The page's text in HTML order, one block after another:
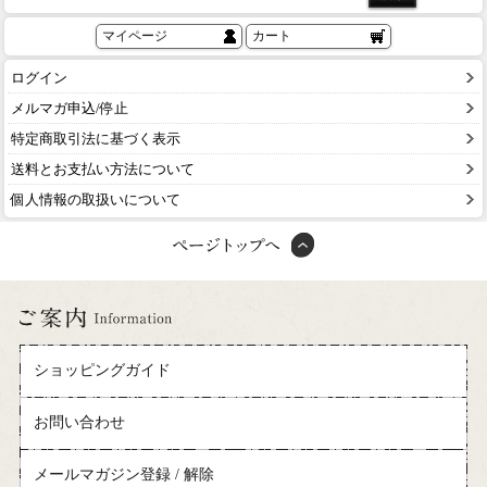
マイページ カート
ログイン
メルマガ申込/停止
特定商取引法に基づく表示
送料とお支払い方法について
個人情報の取扱いについて
ショッピングガイド
お問い合わせ
メールマガジン登録 / 解除